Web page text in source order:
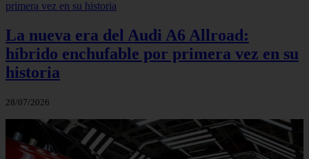
La nueva era del Audi A6 Allroad:
híbrido enchufable por primera vez en su
historia
28/07/2026